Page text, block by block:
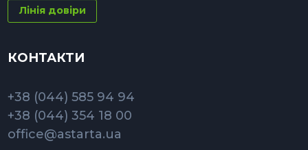
Лінія довіри
КОНТАКТИ
+38 (044) 585 94 94
+38 (044) 354 18 00
office@astarta.ua